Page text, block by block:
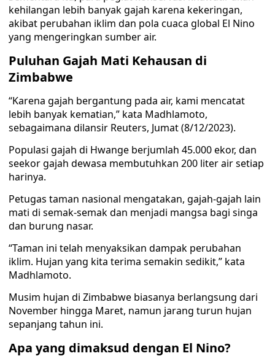
kehilangan lebih banyak gajah karena kekeringan,
akibat perubahan iklim dan pola cuaca global El Nino
yang mengeringkan sumber air.
Puluhan Gajah Mati Kehausan di
Zimbabwe
“Karena gajah bergantung pada air, kami mencatat
lebih banyak kematian,” kata Madhlamoto,
sebagaimana dilansir Reuters, Jumat (8/12/2023).
Populasi gajah di Hwange berjumlah 45.000 ekor, dan
seekor gajah dewasa membutuhkan 200 liter air setiap
harinya.
Petugas taman nasional mengatakan, gajah-gajah lain
mati di semak-semak dan menjadi mangsa bagi singa
dan burung nasar.
“Taman ini telah menyaksikan dampak perubahan
iklim. Hujan yang kita terima semakin sedikit,” kata
Madhlamoto.
Musim hujan di Zimbabwe biasanya berlangsung dari
November hingga Maret, namun jarang turun hujan
sepanjang tahun ini.
Apa yang dimaksud dengan El Nino?